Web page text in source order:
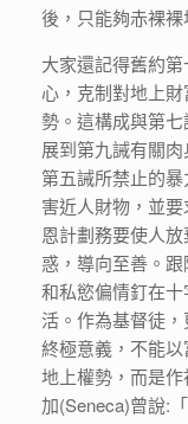
後，只能夠赤裸裸
大家還記得舊約
心，克制對地上
勢。這構成與第
展到第九誡有關
第五誡所禁止的
害近人財物，並
恩計劃務要使人
惑，導向至善。
和私慾偏情釘在
活。作為基督徒
終極意義，不能
地上權勢，而是
加(Seneca)曾說: